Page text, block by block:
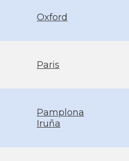
Oxford
Paris
Pamplona
Iruña